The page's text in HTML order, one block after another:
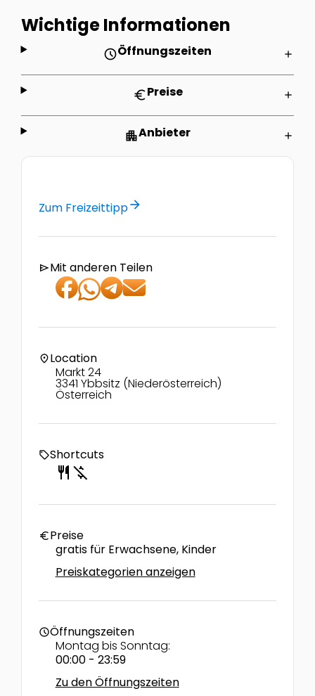
Wichtige Informationen
scheduleÖffnungszeiten add
euroPreise add
apartmentAnbieter add
Zum Freizeittipparrow_forward
sendMit anderen Teilen
location_onLocation
Markt 24
3341 Ybbsitz (Niederösterreich)
Österreich
local_offerShortcuts
restaurant money_off
euroPreise
gratis für Erwachsene, Kinder
Preiskategorien anzeigen
scheduleÖffnungszeiten
Montag bis Sonntag:
00:00 - 23:59
Zu den Öffnungszeiten